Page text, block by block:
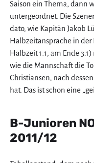
Saison ein Thema, dann
untergeordnet. Die
dato, wie Kapitän Jakob
Halbzeitansprache in der
Halbzeit 1:1, am Ende
wie die Mannschaft die
Christiansen, nach
hat. Das ist schon eine
B-Junioren
2011/12